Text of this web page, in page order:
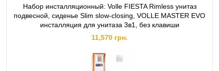
Набор инсталляционный: Volle FIESTA Rimless унитаз
подвесной, сиденье Slim slow-closing, VOLLE MASTER EVO
инсталляция для унитаза 3в1, без клавиши
11,570 грн.